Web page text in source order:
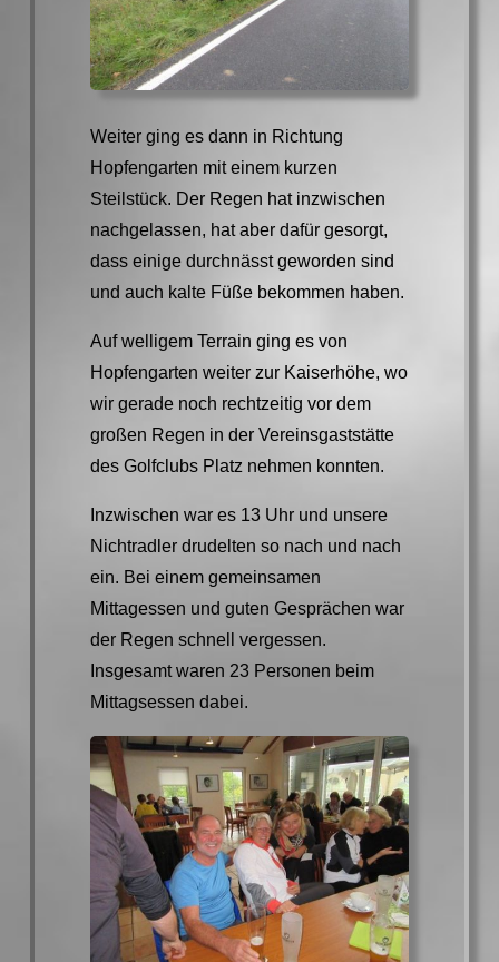
Weiter ging es dann in Richtung
Hopfengarten mit einem kurzen
Steilstück. Der Regen hat inzwischen
nachgelassen, hat aber dafür gesorgt,
dass einige durchnässt geworden sind
und auch kalte Füße bekommen haben.
Auf welligem Terrain ging es von
Hopfengarten weiter zur Kaiserhöhe, wo
wir gerade noch rechtzeitig vor dem
großen Regen in der Vereinsgaststätte
des Golfclubs Platz nehmen konnten.
Inzwischen war es 13 Uhr und unsere
Nichtradler drudelten so nach und nach
ein. Bei einem gemeinsamen
Mittagessen und guten Gesprächen war
der Regen schnell vergessen.
Insgesamt waren 23 Personen beim
Mittagsessen dabei.